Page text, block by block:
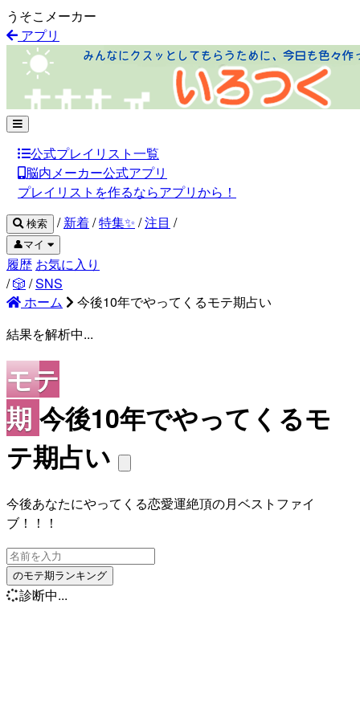
うそこメーカー
アプリ
公式プレイリスト一覧
脳内メーカー公式アプリ
プレイリストを作るならアプリから！
検索 / 新着/特集✨ /注目 /
👤マイ
履歴 お気に入り
/🎲 /SNS
ホーム
今後10年でやってくるモテ期占い
結果を解析中...
モテ
期 今後10年でやってくるモ
テ期占い
今後あなたにやってくる恋愛運絶頂の月ベストファイ
ブ！！！
のモテ期ランキング
診断中...